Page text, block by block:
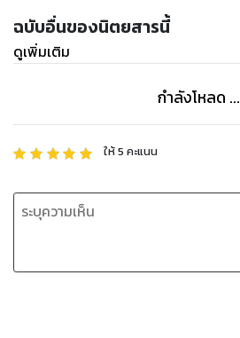
ฉบับอื่นของนิตยสารนี้
ดูเพิ่มเติม
กำลังโหลด ...
ให้5 คะแนน